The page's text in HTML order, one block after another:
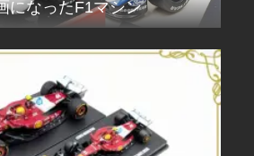
になったF1マシン